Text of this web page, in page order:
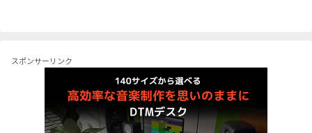
スポンサーリンク